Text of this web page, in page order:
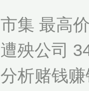
市集 最高
遭殃公司
分析赌钱